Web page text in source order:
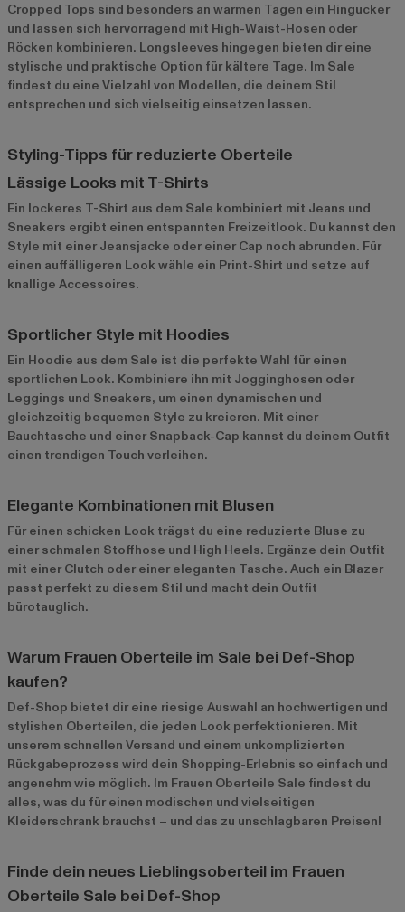
Cropped Tops sind besonders an warmen Tagen ein Hingucker
und lassen sich hervorragend mit High-Waist-Hosen oder
Röcken kombinieren. Longsleeves hingegen bieten dir eine
stylische und praktische Option für kältere Tage. Im Sale
findest du eine Vielzahl von Modellen, die deinem Stil
entsprechen und sich vielseitig einsetzen lassen.
Styling-Tipps für reduzierte Oberteile
Lässige Looks mit T-Shirts
Ein lockeres T-Shirt aus dem Sale kombiniert mit Jeans und
Sneakers ergibt einen entspannten Freizeitlook. Du kannst den
Style mit einer Jeansjacke oder einer Cap noch abrunden. Für
einen auffälligeren Look wähle ein Print-Shirt und setze auf
knallige Accessoires.
Sportlicher Style mit Hoodies
Ein Hoodie aus dem Sale ist die perfekte Wahl für einen
sportlichen Look. Kombiniere ihn mit Jogginghosen oder
Leggings und Sneakers, um einen dynamischen und
gleichzeitig bequemen Style zu kreieren. Mit einer
Bauchtasche und einer Snapback-Cap kannst du deinem Outfit
einen trendigen Touch verleihen.
Elegante Kombinationen mit Blusen
Für einen schicken Look trägst du eine reduzierte Bluse zu
einer schmalen Stoffhose und High Heels. Ergänze dein Outfit
mit einer Clutch oder einer eleganten Tasche. Auch ein Blazer
passt perfekt zu diesem Stil und macht dein Outfit
bürotauglich.
Warum Frauen Oberteile im Sale bei Def-Shop
kaufen?
Def-Shop bietet dir eine riesige Auswahl an hochwertigen und
stylishen Oberteilen, die jeden Look perfektionieren. Mit
unserem schnellen Versand und einem unkomplizierten
Rückgabeprozess wird dein Shopping-Erlebnis so einfach und
angenehm wie möglich. Im Frauen Oberteile Sale findest du
alles, was du für einen modischen und vielseitigen
Kleiderschrank brauchst – und das zu unschlagbaren Preisen!
Finde dein neues Lieblingsoberteil im Frauen
Oberteile Sale bei Def-Shop